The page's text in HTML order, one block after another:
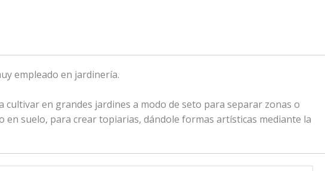
empleado en jardinería.
en grandes jardines a modo de seto para separar zonas o
suelo, para crear topiarias, dándole formas artísticas mediante la